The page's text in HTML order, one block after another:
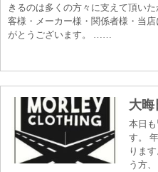
きるのは多くの方々に支えて頂い
客様・メーカー様・関係者様・当
がとうございます。 ……
大晦
本日
す。
りま
う方